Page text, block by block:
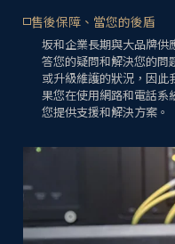
售後保障、當您的後盾
坂和企業長期與大品牌供
答您的疑問和解決您的問
或升級維護的狀況，因此
果您在使用網路和電話系
您提供支援和解決方案。